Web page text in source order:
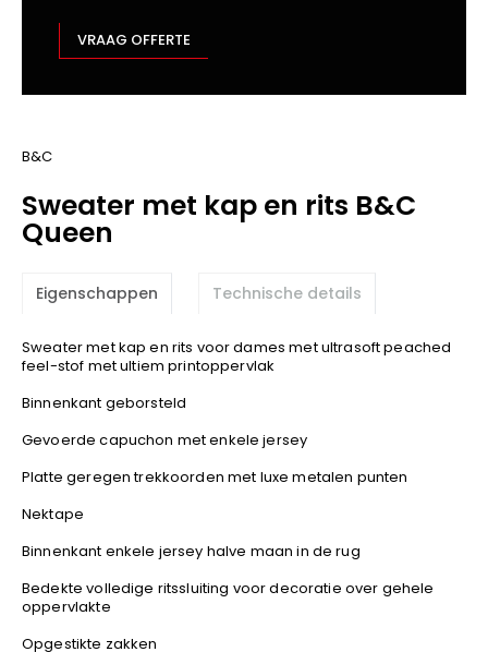
M-Safe
OXXA
Premier
Promodoro
Result
Safety Jogger
Shugon
Spiro
Stanley/Stella
VRAAG OFFERTE
B&C
Sweater met kap en rits B&C
Queen
Eigenschappen Technische details
Sweater met kap en rits voor dames met ultrasoft peached
feel-stof met ultiem printoppervlak
Binnenkant geborsteld
Gevoerde capuchon met enkele jersey
Platte geregen trekkoorden met luxe metalen punten
Nektape
Binnenkant enkele jersey halve maan in de rug
Bedekte volledige ritssluiting voor decoratie over gehele
oppervlakte
Opgestikte zakken